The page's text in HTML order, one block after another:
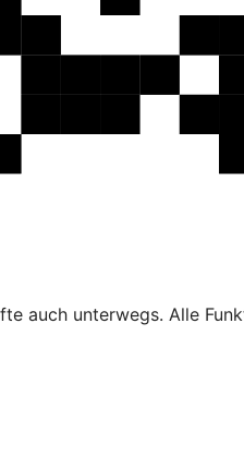
auch unterwegs. Alle